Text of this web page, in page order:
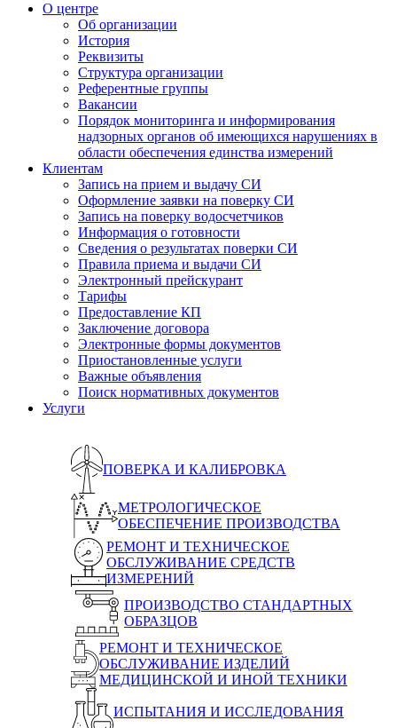
О центре
Об организации
История
Реквизиты
Структура организации
Референтные группы
Вакансии
Порядок мониторинга и информирования
надзорных органов об имеющихся нарушениях в
области обеспечения единства измерений
Клиентам
Запись на прием и выдачу СИ
Оформление заявки на поверку СИ
Запись на поверку водосчетчиков
Информация о готовности
Сведения о результатах поверки СИ
Правила приема и выдачи СИ
Электронный прейскурант
Тарифы
Предоставление КП
Заключение договора
Электронные формы документов
Приостановленные услуги
Важные объявления
Поиск нормативных документов
Услуги
ПОВЕРКА И КАЛИБРОВКА
МЕТРОЛОГИЧЕСКОЕ
ОБЕСПЕЧЕНИЕ ПРОИЗВОДСТВА
РЕМОНТ И ТЕХНИЧЕСКОЕ
ОБСЛУЖИВАНИЕ СРЕДСТВ
ИЗМЕРЕНИЙ
ПРОИЗВОДСТВО СТАНДАРТНЫХ
ОБРАЗЦОВ
РЕМОНТ И ТЕХНИЧЕСКОЕ
ОБСЛУЖИВАНИЕ ИЗДЕЛИЙ
МЕДИЦИНСКОЙ И ИНОЙ ТЕХНИКИ
ИСПЫТАНИЯ И ИССЛЕДОВАНИЯ